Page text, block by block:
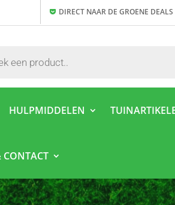
DIRECT NAAR DE GROENE DEALS
HULPMIDDELEN